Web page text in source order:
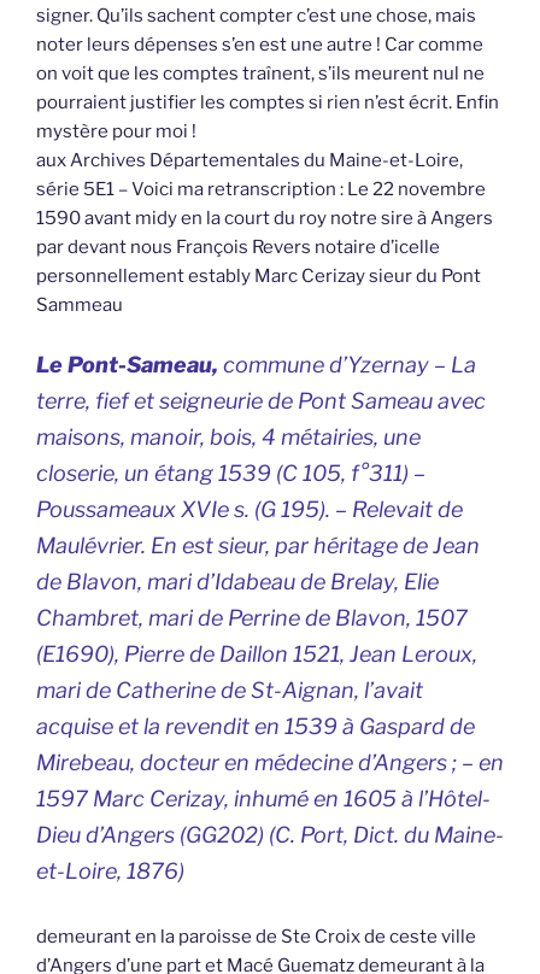
signer. Qu’ils sachent compter c’est une chose, mais
noter leurs dépenses s’en est une autre ! Car comme
on voit que les comptes traînent, s’ils meurent nul ne
pourraient justifier les comptes si rien n’est écrit. Enfin
mystère pour moi !
aux Archives Départementales du Maine-et-Loire,
série 5E1 – Voici ma retranscription : Le 22 novembre
1590 avant midy en la court du roy notre sire à Angers
par devant nous François Revers notaire d’icelle
personnellement estably Marc Cerizay sieur du Pont
Sammeau
Le Pont-Sameau, commune d’Yzernay – La
terre, fief et seigneurie de Pont Sameau avec
maisons, manoir, bois, 4 métairies, une
closerie, un étang 1539 (C 105, f°311) –
Poussameaux XVIe s. (G 195). – Relevait de
Maulévrier. En est sieur, par héritage de Jean
de Blavon, mari d’Idabeau de Brelay, Elie
Chambret, mari de Perrine de Blavon, 1507
(E1690), Pierre de Daillon 1521, Jean Leroux,
mari de Catherine de St-Aignan, l’avait
acquise et la revendit en 1539 à Gaspard de
Mirebeau, docteur en médecine d’Angers ; – en
1597 Marc Cerizay, inhumé en 1605 à l’Hôtel-
Dieu d’Angers (GG202) (C. Port, Dict. du Maine-
et-Loire, 1876)
demeurant en la paroisse de Ste Croix de ceste ville
d’Angers d’une part et Macé Guematz demeurant à la